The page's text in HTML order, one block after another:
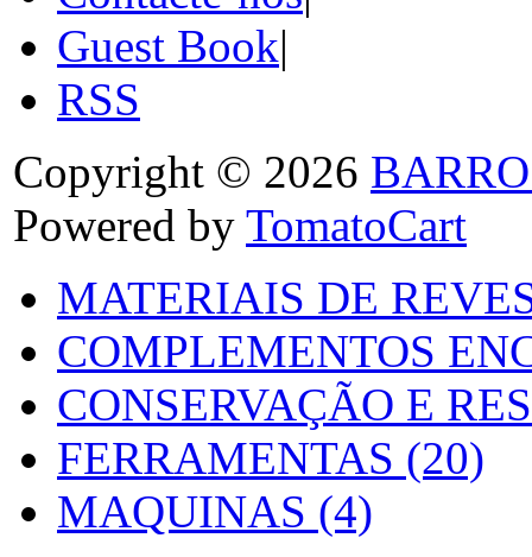
Guest Book|
RSS
Copyright © 2026
Powered by TomatoCart
MATERIAIS DE
COMPLEMENTOS
CONSERVAÇÃO E
FERRAMENTAS (20)
MAQUINAS (4)